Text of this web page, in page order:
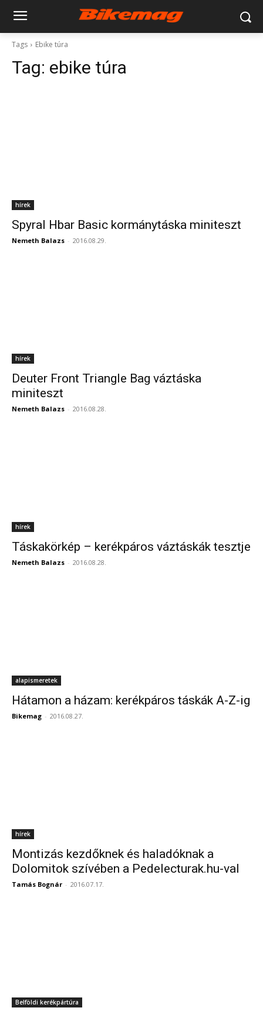
Tags Ebike túra
Tag: ebike túra
hírek
Spyral Hbar Basic kormánytáska miniteszt
Nemeth Balazs - 2016.08.29.
hírek
Deuter Front Triangle Bag váztáska
miniteszt
Nemeth Balazs - 2016.08.28.
hírek
Táskakörkép – kerékpáros váztáskák tesztje
Nemeth Balazs - 2016.08.28.
alapismeretek
Hátamon a házam: kerékpáros táskák A-Z-ig
Bikemag - 2016.08.27.
hírek
Montizás kezdőknek és haladóknak a
Dolomitok szívében a Pedelecturak.hu-val
Tamás Bognár - 2016.07.17.
Belföldi kerékpártúra